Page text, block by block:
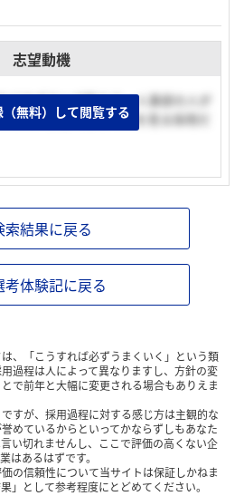
志望動機
どのポストが狙える。人事部の人が
て、学歴ではなく人を見る採用だ
無料）して閲覧する
索結果に戻る
考体験記に戻る
、「こうすれば必ずうまくいく」という類
過程は人によって異なりますし、方針の変
で前年と大幅に変更される場合もありえま
すが、採用過程に対する感じ方は主観的な
めているからといってかならずしもあなた
い切れませんし、ここで評価の高くない企
はあるはずです。
の信頼性について当サイトは保証しかねま
」として参考程度にとどめてください。